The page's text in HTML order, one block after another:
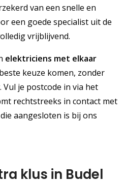
van een snelle en
een goede specialist uit de
vrijblijvend.
elektriciens met elkaar
keuze komen, zonder
je postcode in via het
rechtstreeks in contact met
aangesloten is bij ons
klus in Budel